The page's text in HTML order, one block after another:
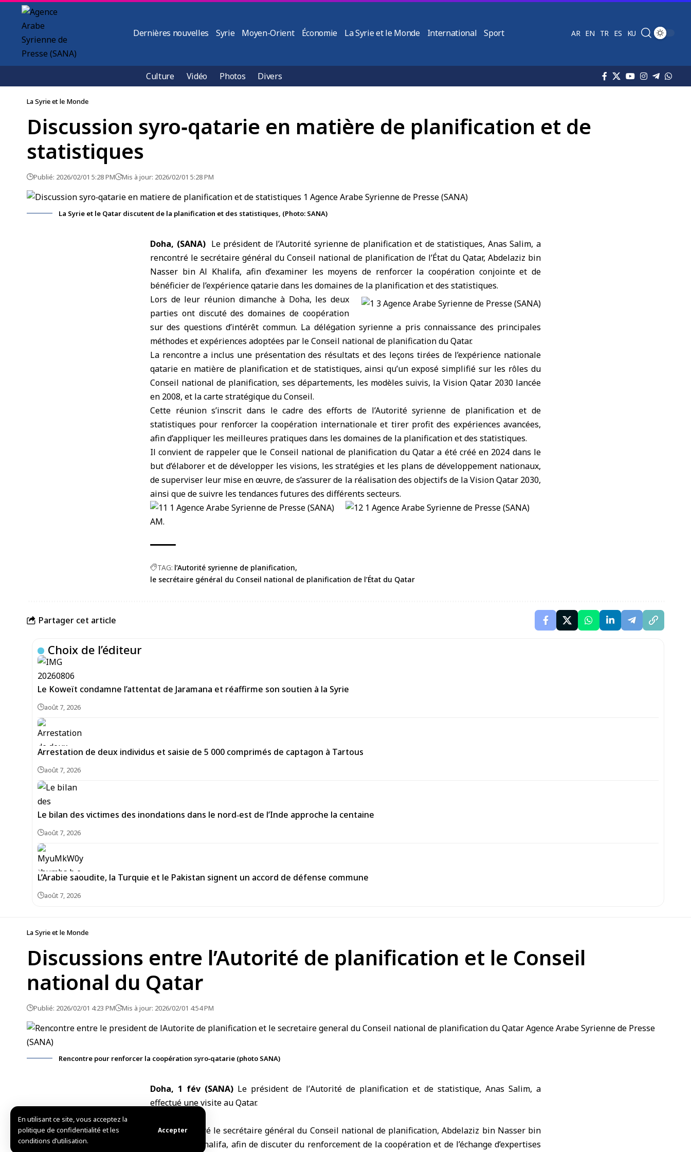
En utilisant ce site, vous acceptez la
politique de confidentialité et les
conditions d’utilisation.
Accepter
Dernières nouvelles Syrie Moyen-Orient Économie La Syrie et le Monde International Sport AR EN TR ES KU
Culture Vidéo Photos Divers
La Syrie et le Monde
Discussion syro‑qatarie en matière de planification et de
statistiques
Publié: 2026/02/01 5:28 PM Mis à jour: 2026/02/01 5:28 PM
La Syrie et le Qatar discutent de la planification et des statistiques, (Photo: SANA)
Doha, (SANA) Le président del’Autorité syrienne de planificationet de statistiques, Anas Salim, a
rencontré le secrétaire général du Conseil national de planification de l’État du Qatar, Abdelaziz bin
Nasser bin Al Khalifa, afin d’examiner les moyens de renforcer la coopération conjointe et de
bénéficier de l’expérience qatarie dans les domaines de la planification et des statistiques.
Lors de leur réunion dimanche à Doha, les deux
parties ont discuté des domaines de coopération
sur des questions d’intérêt commun. La délégation syrienne a pris connaissance des principales
méthodes et expériences adoptées par le Conseil national de planification du Qatar.
La rencontre a inclus une présentation des résultats et des leçons tirées de l’expérience nationale
qatarie en matière de planification et de statistiques, ainsi qu’un exposé simplifié sur les rôles du
Conseil national de planification, ses départements, les modèles suivis, la Vision Qatar 2030 lancée
en 2008, et la carte stratégique du Conseil.
Cette réunion s’inscrit dans le cadre des efforts de l’Autorité syrienne de planification et de
statistiques pour renforcer la coopération internationale et tirer profit des expériences avancées,
afin d’appliquer les meilleures pratiques dans les domaines de la planification et des statistiques.
Il convient de rappeler que le Conseil national de planification du Qatar a été créé en 2024 dans le
but d’élaborer et de développer les visions, les stratégies et les plans de développement nationaux,
de superviser leur mise en œuvre, de s’assurer de la réalisation des objectifs de la Vision Qatar 2030,
ainsi que de suivre les tendances futures des différents secteurs.
AM.
TAG: l’Autorité syrienne de planification
le secrétaire général du Conseil national de planification de l’État du Qatar
Partager cet article
Choix de l’éditeur
Le Koweït condamne l’attentat de Jaramana et réaffirme son soutien à la Syrie
août 7, 2026
Arrestation de deux individus et saisie de 5 000 comprimés de captagon à Tartous
août 7, 2026
Le bilan des victimes des inondations dans le nord‑est de l’Inde approche la centaine
août 7, 2026
L’Arabie saoudite, la Turquie et le Pakistan signent un accord de défense commune
août 7, 2026
La Syrie et le Monde
Discussions entre l’Autorité de planification et le Conseil
national du Qatar
Publié: 2026/02/01 4:23 PM Mis à jour: 2026/02/01 4:54 PM
Rencontre pour renforcer la coopération syro‑qatarie (photo SANA)
Doha, 1 fév (SANA) Le président de l’Autorité de planification et de statistique, Anas Salim, a
effectué une visite au Qatar.
Il y a rencontré le secrétaire général du Conseil national de planification, Abdelaziz bin Nasser bin
Mubarak Al Khalifa, afin de discuter du renforcement de la coopération et de l’échange d’expertises